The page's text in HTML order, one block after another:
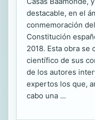
destacable, en el
conmemoración
Constitución
2018. Esta obra
científico de sus
de los autores
expertos los que,
cabo una ...